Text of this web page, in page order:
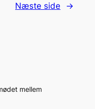
Næste side →
mellem